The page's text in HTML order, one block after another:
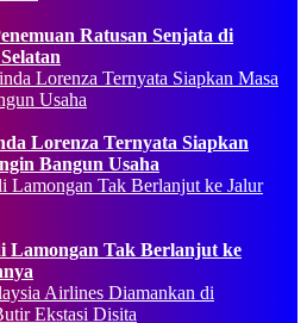
Ratusan Senjata di
Lorenza Ternyata Siapkan
Bangun Usaha
Lamongan Tak Berlanjut ke